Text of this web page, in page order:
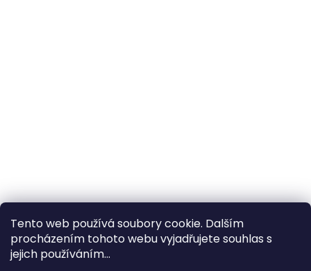
Tento web používá soubory cookie. Dalším
procházením tohoto webu vyjadřujete souhlas s
jejich používáním...
×
Hledáte nejvýhodnější cenu? Získáte jí
pomocíregistrace